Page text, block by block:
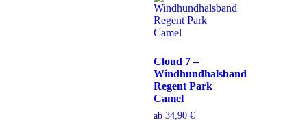
Cloud 7 –
Windhundhalsband
Regent Park
Camel
ab 34,90 €